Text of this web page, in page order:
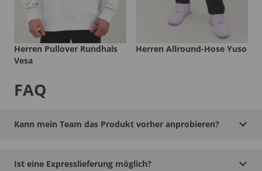
Herren Pullover Rundhals
Vesa
Herren Allround-Hose Yuso
FAQ
Kann mein Team das Produkt vorher anprobieren?
Ist eine Expresslieferung möglich?